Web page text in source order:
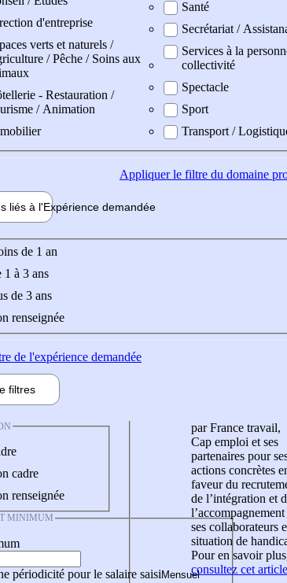
d'entreprise
verts et naturels /
/ Pêche / Soins aux
- Restauration /
/ Animation
Santé
Secrétariat /
Services à la
collectivité
Spectacle
Sport
Transport /
Appliquerle filtre du domaine
liés à l'Expérience demandée
de 1 an
1 à 3 ans
de 3 ans
renseignée
de l'expérience demandée
filtres
cadre
renseignée
MINIMUM
périodicité pour le salaire saisi
par France travail,
Cap emploi et ses
partenaires pour
actions concrètes
faveur du
de l’intégration et
l’accompagnement
ses collaborateurs
situation de
Pour en savoir
consultez cet article